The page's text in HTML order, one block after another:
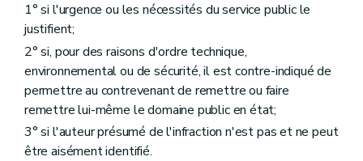
1° si l'urgence ou les nécessités du service public le
justifient;
2° si, pour des raisons d'ordre technique,
environnemental ou de sécurité, il est contre-indiqué de
permettre au contrevenant de remettre ou faire
remettre lui-même le domaine public en état;
3° si l'auteur présumé de l'infraction n'est pas et ne peut
être aisément identifié.